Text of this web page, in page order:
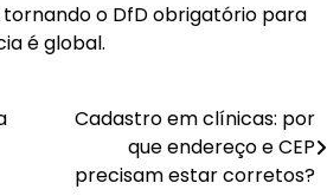
tornando o DfD obrigatório para
é global.
Cadastro em clínicas: por
que endereço e CEP
precisam estar corretos?